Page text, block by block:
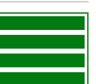
祝金あり
店で安心！
制度完備